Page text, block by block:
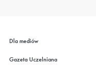
Dla mediów
Gazeta Uczelniana